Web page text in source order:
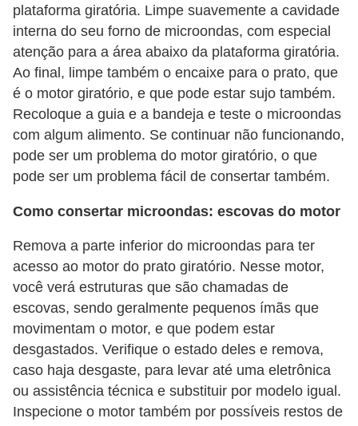
plataforma giratória. Limpe suavemente a cavidade
interna do seu forno de microondas, com especial
atenção para a área abaixo da plataforma giratória.
Ao final, limpe também o encaixe para o prato, que
é o motor giratório, e que pode estar sujo também.
Recoloque a guia e a bandeja e teste o microondas
com algum alimento. Se continuar não funcionando,
pode ser um problema do motor giratório, o que
pode ser um problema fácil de consertar também.
Como consertar microondas: escovas do motor
Remova a parte inferior do microondas para ter
acesso ao motor do prato giratório. Nesse motor,
você verá estruturas que são chamadas de
escovas, sendo geralmente pequenos ímãs que
movimentam o motor, e que podem estar
desgastados. Verifique o estado deles e remova,
caso haja desgaste, para levar até uma eletrônica
ou assistência técnica e substituir por modelo igual.
Inspecione o motor também por possíveis restos de